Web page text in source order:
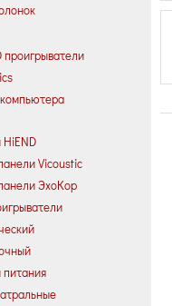
проигрыватели
HiEND
Vicoustic
ЭхоКор